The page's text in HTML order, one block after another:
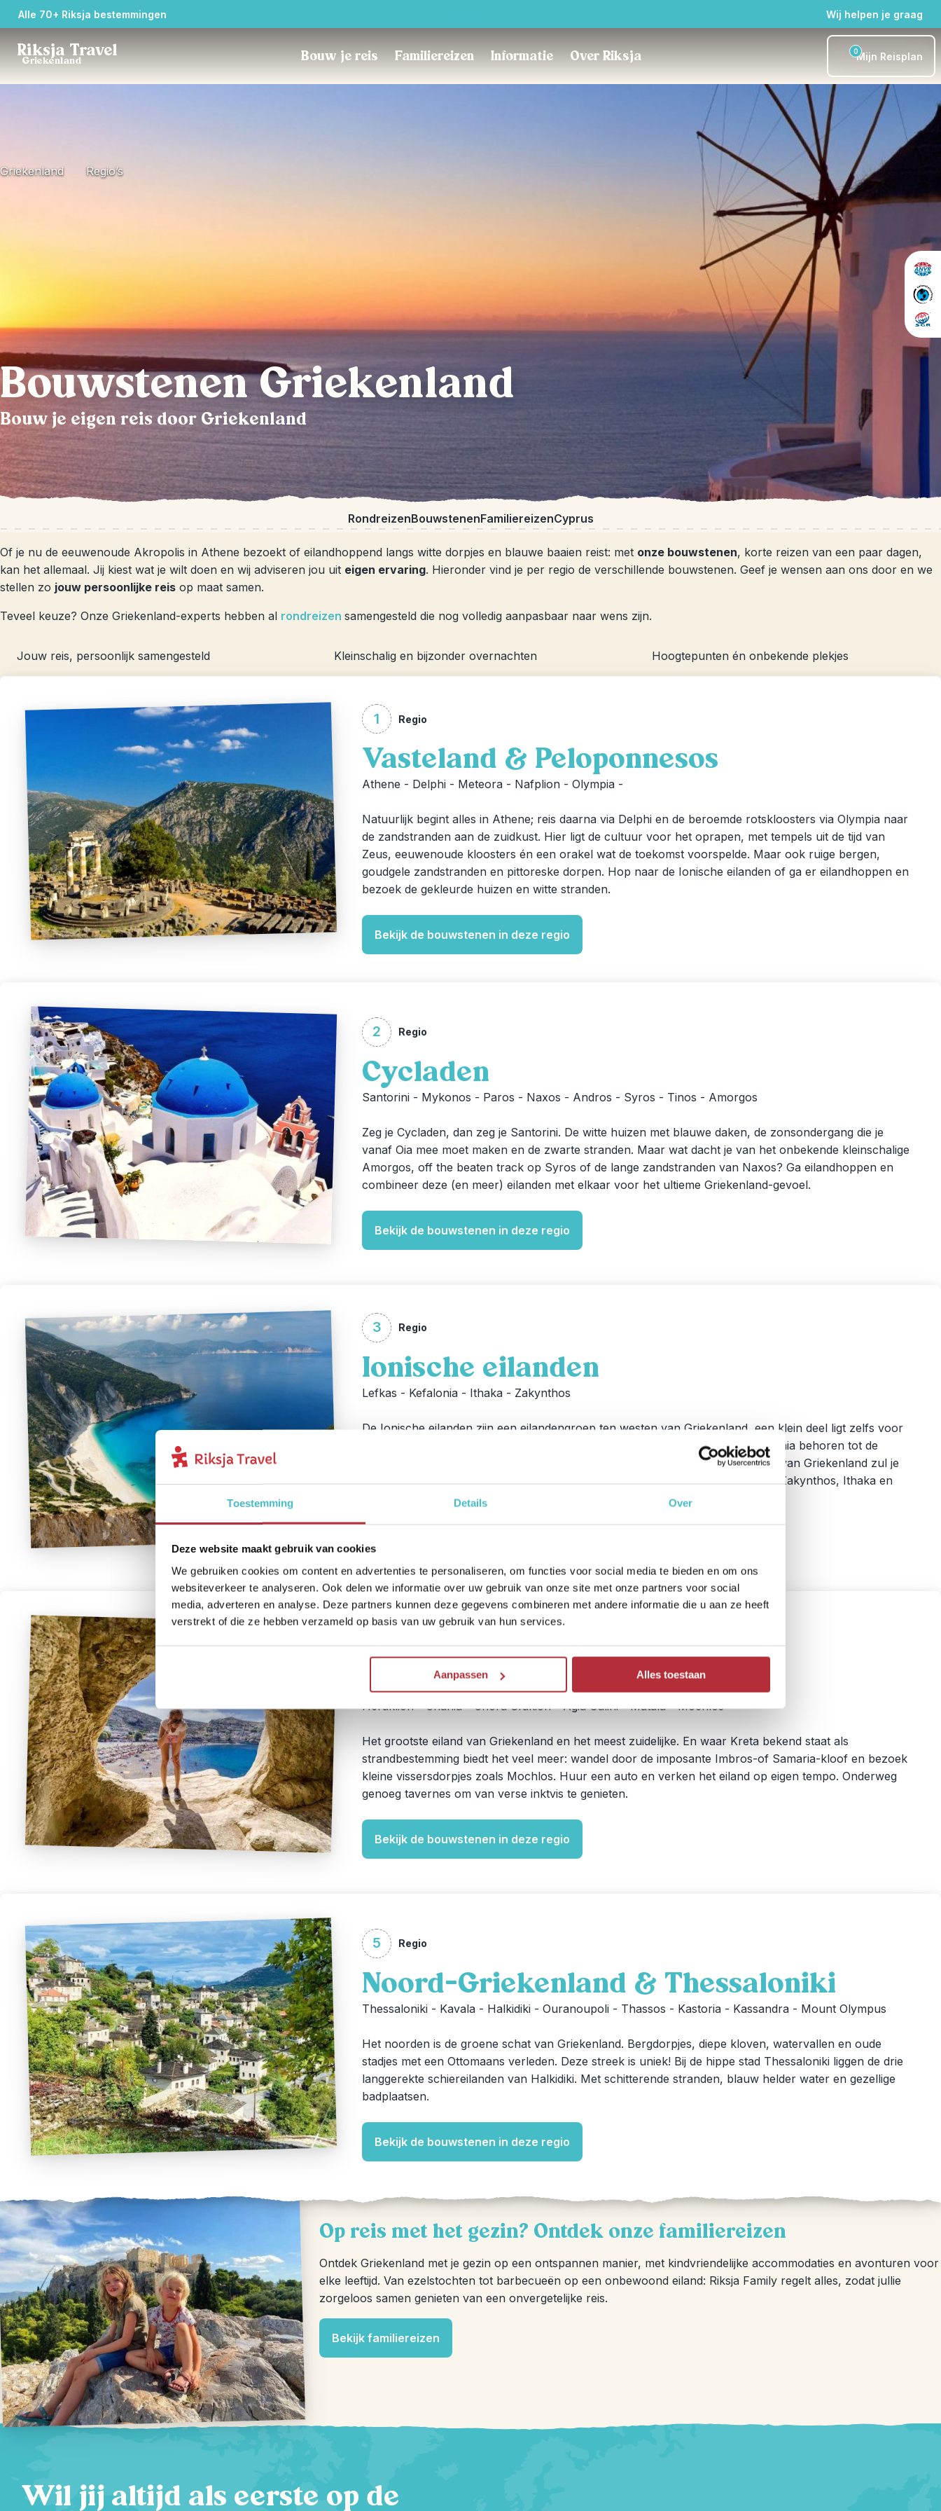
Toestemming Details Over
Deze website maakt gebruik van cookies
We gebruiken cookies om content en advertenties te personaliseren, om functies voor social media te bieden en om ons
websiteverkeer te analyseren. Ook delen we informatie over uw gebruik van onze site met onze partners voor social
media, adverteren en analyse. Deze partners kunnen deze gegevens combineren met andere informatie die u aan ze heeft
verstrekt of die ze hebben verzameld op basis van uw gebruik van hun services.
Aanpassen Alles toestaan
Alle 70+ Riksja bestemmingen Wij helpen je graag
Riksja Travel
Griekenland Bouw je reis Familiereizen Informatie Over Riksja 0Mijn Reisplan
Griekenland Regio’s
Bouwstenen Griekenland
Bouw je eigen reis door Griekenland
RondreizenBouwstenenFamiliereizenCyprus
Of je nu de eeuwenoude Akropolis in Athene bezoekt of eilandhoppend langs witte dorpjes en blauwe baaien reist: met onze bouwstenen, korte reizen van een paar dagen,
kan het allemaal. Jij kiest wat je wilt doen en wij adviseren jou uit eigen ervaring. Hieronder vind je per regio de verschillende bouwstenen. Geef je wensen aan ons door en we
stellen zo jouw persoonlijke reis op maat samen.
Teveel keuze? Onze Griekenland-experts hebben al rondreizen samengesteld die nog volledig aanpasbaar naar wens zijn.
Jouw reis, persoonlijk samengesteld Kleinschalig en bijzonder overnachten Hoogtepunten én onbekende plekjes
1 Regio
Vasteland & Peloponnesos
Athene - Delphi - Meteora - Nafplion - Olympia -
Natuurlijk begint alles in Athene; reis daarna via Delphi en de beroemde rotskloosters via Olympia naar
de zandstranden aan de zuidkust. Hier ligt de cultuur voor het oprapen, met tempels uit de tijd van
Zeus, eeuwenoude kloosters én een orakel wat de toekomst voorspelde. Maar ook ruige bergen,
goudgele zandstranden en pittoreske dorpen. Hop naar de Ionische eilanden of ga er eilandhoppen en
bezoek de gekleurde huizen en witte stranden.
Bekijk de bouwstenen in deze regio
2 Regio
Cycladen
Santorini - Mykonos - Paros - Naxos - Andros - Syros - Tinos - Amorgos
Zeg je Cycladen, dan zeg je Santorini. De witte huizen met blauwe daken, de zonsondergang die je
vanaf Oia mee moet maken en de zwarte stranden. Maar wat dacht je van het onbekende kleinschalige
Amorgos, off the beaten track op Syros of de lange zandstranden van Naxos? Ga eilandhoppen en
combineer deze (en meer) eilanden met elkaar voor het ultieme Griekenland-gevoel.
Bekijk de bouwstenen in deze regio
3 Regio
Ionische eilanden
Lefkas - Kefalonia - Ithaka - Zakynthos
De Ionische eilanden zijn een eilandengroep ten westen van Griekenland, een klein deel ligt zelfs voor
de kust van Albanië. Onder andere Zakynthos, Corfu, Lefkas, Ithaka en Kefalonia behoren tot de
Ionische eilanden. Omdat deze eilandengroep wat afgezonderd ligt van de rest van Griekenland zul je
hier ook minder toeristen tegenkomen. Al eilandhoppend kom je op Kefalonia, Zakynthos, Ithaka en
Bekijk de bouwstenen in deze regio
Kreta
Heraklion - Chania - Chora Sfakion - Agia Galini - Matala - Mochlos
Het grootste eiland van Griekenland en het meest zuidelijke. En waar Kreta bekend staat als
strandbestemming biedt het veel meer: wandel door de imposante Imbros-of Samaria-kloof en bezoek
kleine vissersdorpjes zoals Mochlos. Huur een auto en verken het eiland op eigen tempo. Onderweg
genoeg tavernes om van verse inktvis te genieten.
Bekijk de bouwstenen in deze regio
5 Regio
Noord-Griekenland & Thessaloniki
Thessaloniki - Kavala - Halkidiki - Ouranoupoli - Thassos - Kastoria - Kassandra - Mount Olympus
Het noorden is de groene schat van Griekenland. Bergdorpjes, diepe kloven, watervallen en oude
stadjes met een Ottomaans verleden. Deze streek is uniek! Bij de hippe stad Thessaloniki liggen de drie
langgerekte schiereilanden van Halkidiki. Met schitterende stranden, blauw helder water en gezellige
badplaatsen.
Bekijk de bouwstenen in deze regio
Op reis met het gezin? Ontdek onze familiereizen
Ontdek Griekenland met je gezin op een ontspannen manier, met kindvriendelijke accommodaties en avonturen voor
elke leeftijd. Van ezelstochten tot barbecueën op een onbewoond eiland: Riksja Family regelt alles, zodat jullie
zorgeloos samen genieten van een onvergetelijke reis.
Bekijk familiereizen
Wil jij altijd als eerste op de